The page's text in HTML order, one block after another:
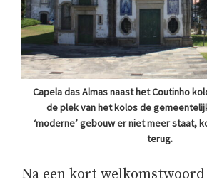
Capela das Almas naast het Coutinho
de plek van het kolos de
‘moderne’ gebouw er niet meer staat,
terug.
Na een kort